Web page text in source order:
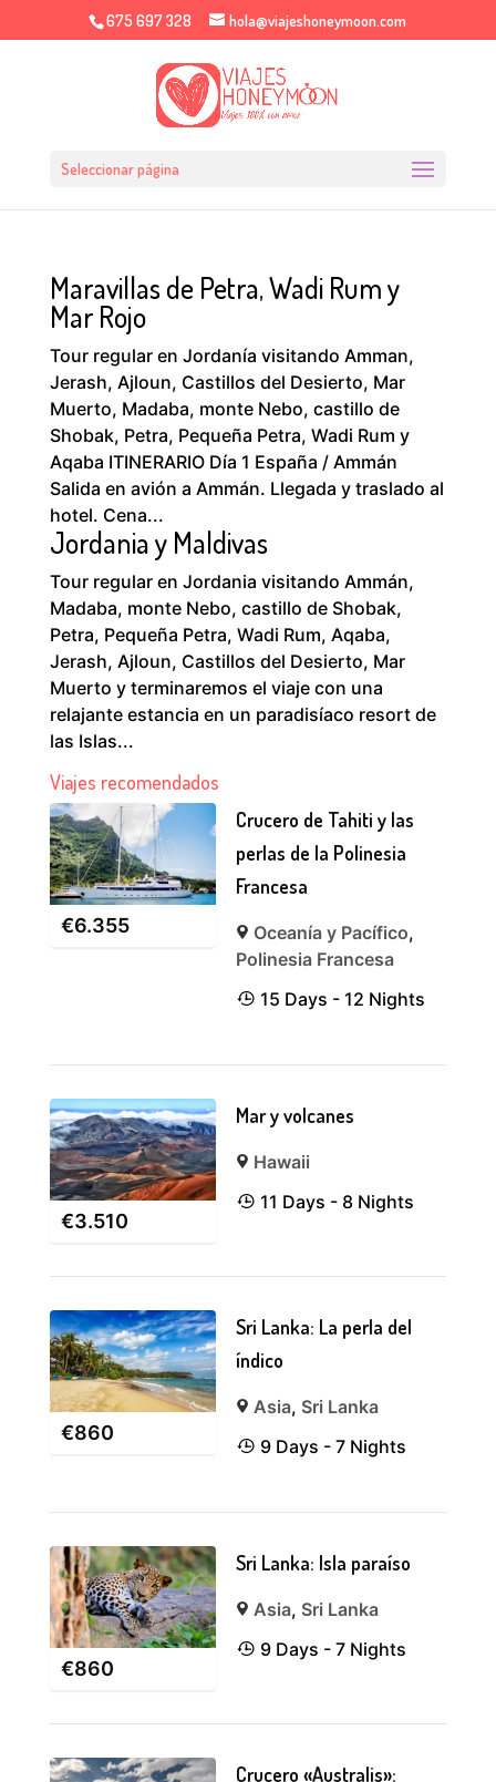
675 697 328 hola@viajeshoneymoon.com
Seleccionar página
Maravillas de Petra, Wadi Rum y
Mar Rojo
Tour regular en Jordanía visitando Amman,
Jerash, Ajloun, Castillos del Desierto, Mar
Muerto, Madaba, monte Nebo, castillo de
Shobak, Petra, Pequeña Petra, Wadi Rum y
Aqaba ITINERARIO Día 1 España / Ammán
Salida en avión a Ammán. Llegada y traslado al
hotel. Cena...
Jordania y Maldivas
Tour regular en Jordania visitando Ammán,
Madaba, monte Nebo, castillo de Shobak,
Petra, Pequeña Petra, Wadi Rum, Aqaba,
Jerash, Ajloun, Castillos del Desierto, Mar
Muerto y terminaremos el viaje con una
relajante estancia en un paradisíaco resort de
las Islas...
Viajes recomendados
€6.355
Crucero de Tahiti y las
perlas de la Polinesia
Francesa
Oceanía y Pacífico,
Polinesia Francesa
15 Days - 12 Nights
€3.510
Mar y volcanes
Hawaii
11 Days - 8 Nights
€860
Sri Lanka: La perla del
índico
Asia, Sri Lanka
9 Days - 7 Nights
€860
Sri Lanka: Isla paraíso
Asia, Sri Lanka
9 Days - 7 Nights
Crucero «Australis»: